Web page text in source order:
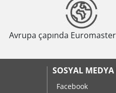
Avrupa çapında
SOSYAL
Facebook